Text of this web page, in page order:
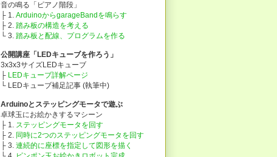
音の鳴る「ピアノ階段」
├ 1. ArduinoからgarageBandを鳴らす
├ 2. 踏み板の構造を考える
└ 3. 踏み板と配線、プログラムを作る
公開講座「LEDキューブを作ろう」
3x3x3サイズLEDキューブ
├ LEDキューブ詳解ページ
└ LEDキューブ補足記事 (執筆中)
Arduinoとステッピングモータで遊ぶ
卓球玉にお絵かきするマシーン
├ 1. ステッピングモータを回す
├ 2. 同時に2つのステッピングモータを回す
├ 3. 連続的に座標を指定して図形を描く